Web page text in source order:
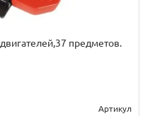
предметов.
Артикул